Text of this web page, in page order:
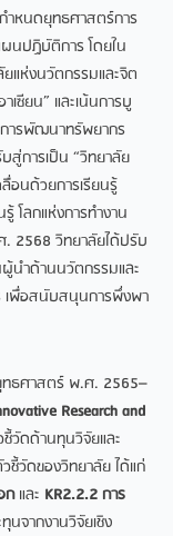
ำหนดยุทธศาสตร์การ
นปฏิบัติการ โดยใน
แห่งนวัตกรรมและจิต
ซียน” และเน้นการบู
การพัฒนาทรัพยากร
การเป็น “วิทยาลัย
อนด้วยการเรียนรู้
โลกแห่งการทำงาน
. 2568 วิทยาลัยได้ปรับ
นำด้านนวัตกรรมและ
เพื่อสนับสนุนการพึ่งพา
ทธศาสตร์ พ.ศ. 2565–
Research and
วัดด้านทุนวิจัยและ
ชี้วัดของวิทยาลัย ได้แก่
กและ KR2.2.2 การ
นจากงานวิจัยเชิง